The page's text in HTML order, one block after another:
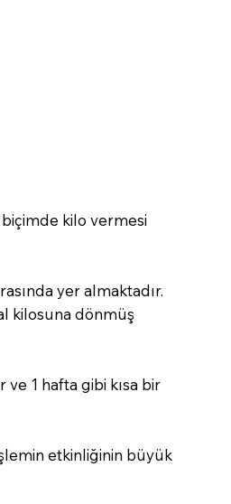
biçimde kilo vermesi
yer almaktadır.
kilosuna dönmüş
1 hafta gibi kısa bir
etkinliğinin büyük